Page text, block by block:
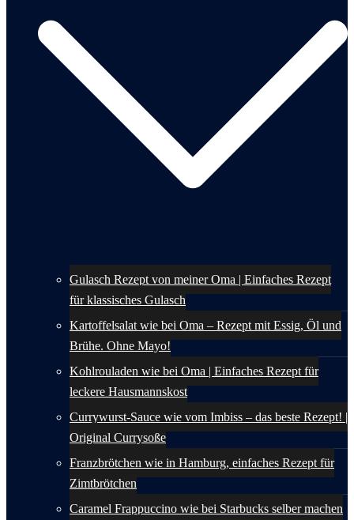
Gulasch Rezept von meiner Oma | Einfaches Rezept
für klassisches Gulasch
Kartoffelsalat wie bei Oma – Rezept mit Essig, Öl und
Brühe. Ohne Mayo!
Kohlrouladen wie bei Oma | Einfaches Rezept für
leckere Hausmannskost
Currywurst-Sauce wie vom Imbiss – das beste Rezept! |
Original Currysoße
Franzbrötchen wie in Hamburg, einfaches Rezept für
Zimtbrötchen
Caramel Frappuccino wie bei Starbucks selber machen